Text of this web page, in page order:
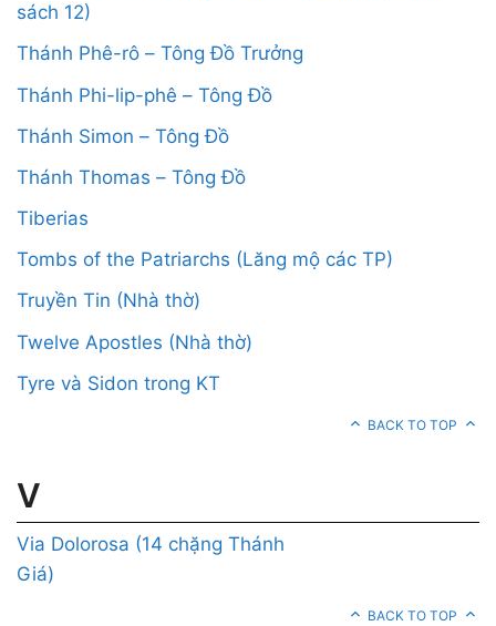
sách 12)
Thánh Phê-rô – Tông Đồ Trưởng
Thánh Phi-lip-phê – Tông Đồ
Thánh Simon – Tông Đồ
Thánh Thomas – Tông Đồ
Tiberias
Tombs of the Patriarchs (Lăng mộ các TP)
Truyền Tin (Nhà thờ)
Twelve Apostles (Nhà thờ)
Tyre và Sidon trong KT
BACK TO TOP
V
Via Dolorosa (14 chặng Thánh
Giá)
BACK TO TOP